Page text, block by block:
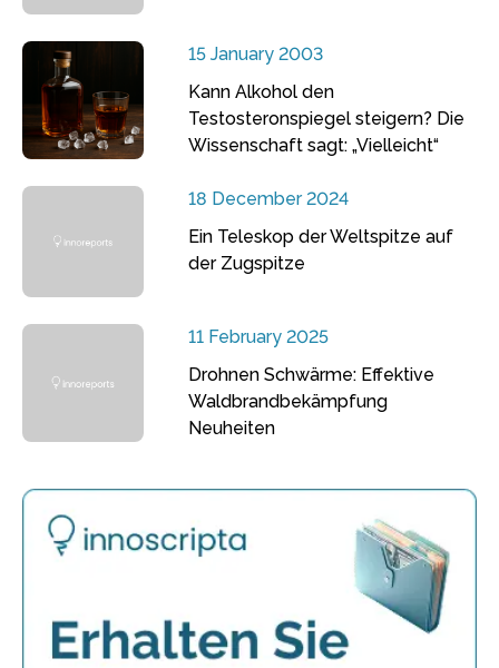
15 January 2003
Kann Alkohol den
Testosteronspiegel steigern? Die
Wissenschaft sagt: „Vielleicht“
18 December 2024
Ein Teleskop der Weltspitze auf
der Zugspitze
11 February 2025
Drohnen Schwärme: Effektive
Waldbrandbekämpfung
Neuheiten